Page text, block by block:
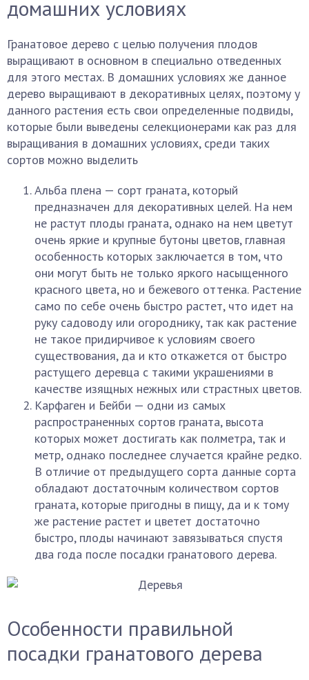
домашних условиях
Гранатовое дерево с целью получения плодов
выращивают в основном в специально отведенных
для этого местах. В домашних условиях же данное
дерево выращивают в декоративных целях, поэтому у
данного растения есть свои определенные подвиды,
которые были выведены селекционерами как раз для
выращивания в домашних условиях, среди таких
сортов можно выделить
Альба плена — сорт граната, который
предназначен для декоративных целей. На нем
не растут плоды граната, однако на нем цветут
очень яркие и крупные бутоны цветов, главная
особенность которых заключается в том, что
они могут быть не только яркого насыщенного
красного цвета, но и бежевого оттенка. Растение
само по себе очень быстро растет, что идет на
руку садоводу или огороднику, так как растение
не такое придирчивое к условиям своего
существования, да и кто откажется от быстро
растущего деревца с такими украшениями в
качестве изящных нежных или страстных цветов.
Карфаген и Бейби — одни из самых
распространенных сортов граната, высота
которых может достигать как полметра, так и
метр, однако последнее случается крайне редко.
В отличие от предыдущего сорта данные сорта
обладают достаточным количеством сортов
граната, которые пригодны в пищу, да и к тому
же растение растет и цветет достаточно
быстро, плоды начинают завязываться спустя
два года после посадки гранатового дерева.
Особенности правильной
посадки гранатового дерева